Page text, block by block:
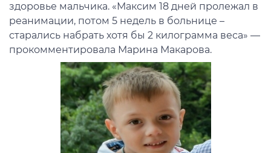
здоровье мальчика. «Максим 18 дней пролежал в
реанимации, потом 5 недель в больнице –
старались набрать хотя бы 2 килограмма веса» —
прокомментировала Марина Макарова.